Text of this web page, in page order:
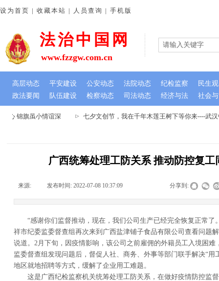
心 锦旗虽小情谊深 七夕文创节，我在千年木莲王树下等你来----武汉
法治中国网
政法要闻 队伍建设 检察动态 司法动态 经济与法 社会
设为首页 | 收藏本站 | 人员查询 | 手机版
www.fzzgw.com.cn
高层动态 平安建设 公安动态 法院动态 纪检监察 民生
广西统筹处理工防关系 推动防控复工
来源: 发布时间: 2022-07-08 10:37:09 分享到:
“感谢你们监督推动，现在，我们公司生产已经完全恢复正常了
祥市纪委监委督查组再次来到广西盐津铺子食品有限公司查看问题
说道。2月下旬，因疫情影响，该公司之前雇佣的外籍员工入境困
监委督查组发现问题后，督促人社、商务、外事等部门联手解决“用
地区就地招聘等方式，缓解了企业用工难题。
这是广西纪检监察机关统筹处理工防关系，在做好疫情防控监